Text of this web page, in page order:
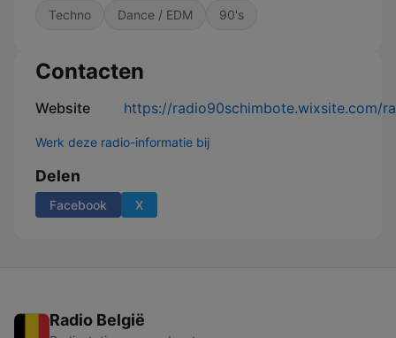
Techno Dance / EDM 90's
Contacten
Website https://radio90schimbote.wixsite.com/
Werk deze radio-informatie bij
Delen
Facebook X
Radio België